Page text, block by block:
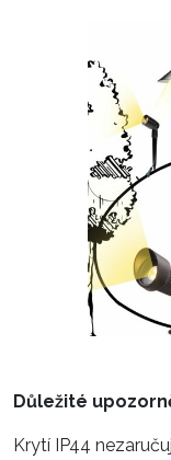
Důležité
Krytí IP44